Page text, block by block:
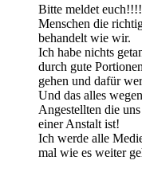
Bitte meldet
Menschen die
behandelt wie wir.
Ich habe nichts
durch gute
gehen und dafür
Und das alles
Angestellten die
einer Anstalt ist!
Ich werde alle
mal wie es weiter